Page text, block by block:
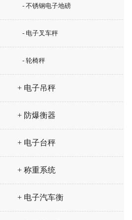
- 不锈钢电子地磅
- 电子叉车秤
- 轮椅秤
+ 电子吊秤
+ 防爆衡器
+ 电子台秤
+ 称重系统
+ 电子汽车衡